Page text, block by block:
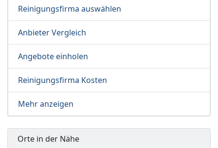
Reinigungsfirma auswählen
Anbieter Vergleich
Angebote einholen
Reinigungsfirma Kosten
Mehr anzeigen
Orte in der Nähe